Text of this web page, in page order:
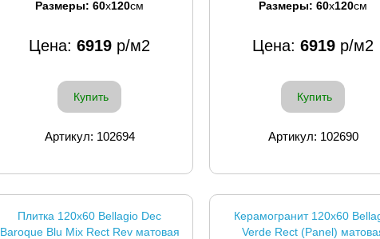
Размеры: 60x120см
Цена: 6919 р/м2
Купить
Артикул: 102694
Размеры: 60x120см
Цена: 6919 р/м2
Купить
Артикул: 102690
Плитка 120x60 Bellagio Dec
Baroque Blu Mix Rect Rev матовая
Керамогранит 120x60
Verde Rect (Panel)